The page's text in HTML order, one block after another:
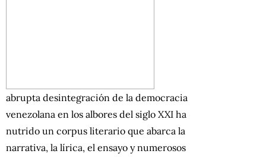
abrupta desintegración de la democracia
venezolana en los albores del siglo XXI ha
nutrido un corpus literario que abarca la
narrativa, la lírica, el ensayo y numerosos